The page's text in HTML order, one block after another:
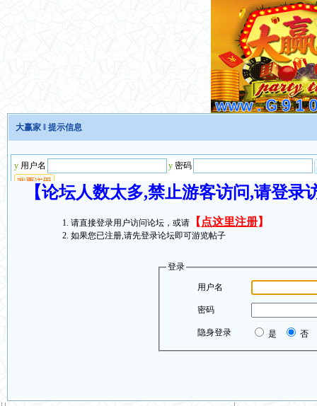
大赢家 ‖ 提示信息
【论坛人数太多,禁止游客访问,请登
请直接登录用户访问论坛，或请 【 点这里注册】
如果您已注册,请先登录论坛即可游览帖子
登录
用户名
密码
隐身登录 是 否